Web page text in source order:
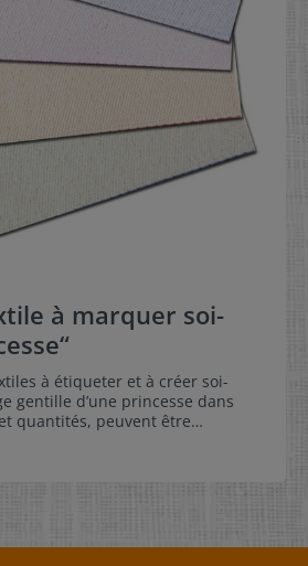
de la bande:
rose foncéecouleur de la
d’écriture: rose
bande: blanche couleur
de la bande: crème couleur
à marquer soi-
à étiqueter et à créer soi-
gentille d’une princesse dans
quantités, peuvent être
livraison de 1 – 3 jours
étiqueter, coudre et fini!Vos
étiquettes et les vêtements avec